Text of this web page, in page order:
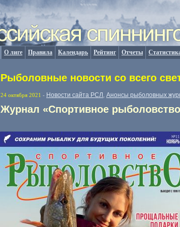
О лиге Правила Календарь Рейтинг Отчеты
Рыболовные новости со всего
24 октября 2021 - Новости сайта РСЛ Анонсы рыболовных
Журнал «Спортивное